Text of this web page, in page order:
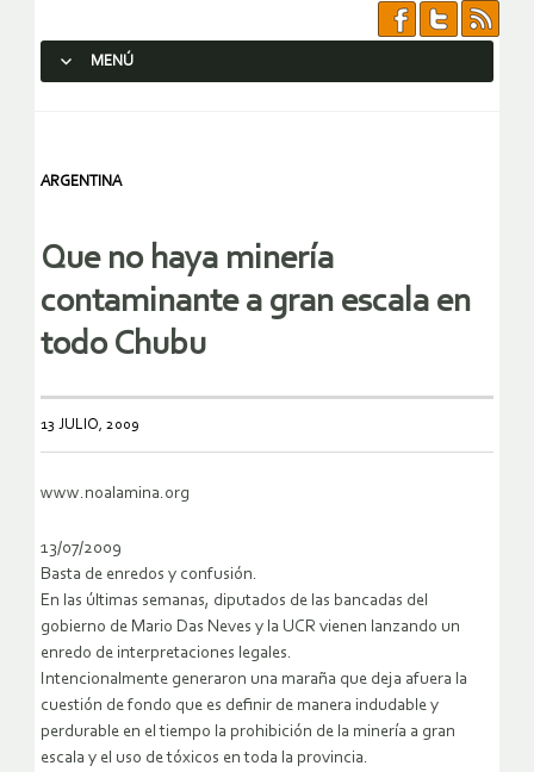
MENÚ
ARGENTINA
Que no haya minería
contaminante a gran escala en
todo Chubu
13 JULIO, 2009
www.noalamina.org
13/07/2009
Basta de enredos y confusión.
En las últimas semanas, diputados de las bancadas del
gobierno de Mario Das Neves y la UCR vienen lanzando un
enredo de interpretaciones legales.
Intencionalmente generaron una maraña que deja afuera la
cuestión de fondo que es definir de manera indudable y
perdurable en el tiempo la prohibición de la minería a gran
escala y el uso de tóxicos en toda la provincia.